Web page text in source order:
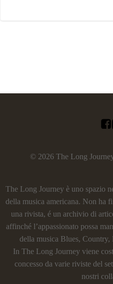
© 2026 The Long
The Long Journey è uno spazio
della musica americana. Non ha
una rivista, é un archivio di
affinché l’appassionato possa
della musica Blues,
In The Long Journey viene
concesso da varie riviste del
nostri